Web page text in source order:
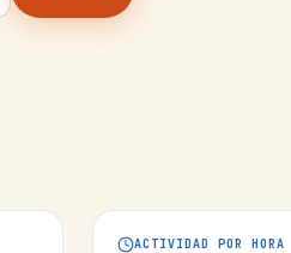
ACTIVIDAD POR HORA